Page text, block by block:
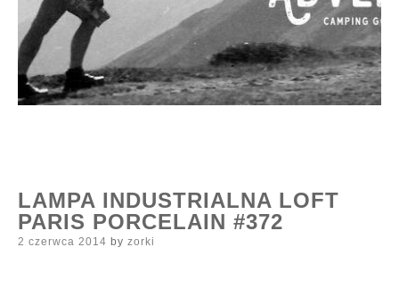
LAMPA INDUSTRIALNA LOFT
PARIS PORCELAIN #372
Posted
2 czerwca 2014 by zorki